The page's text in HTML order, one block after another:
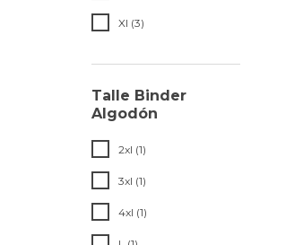
Xl (3)
Talle Binder
Algodón
2xl (1)
3xl (1)
4xl (1)